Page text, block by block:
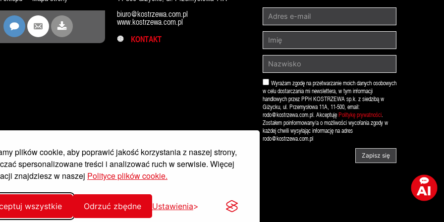
plików cookie, aby poprawić jakość korzystania z naszej strony,
spersonalizowane treści i analizować ruch w serwisie. Więcej
znajdziesz w naszej Polityce plików cookie.
wszystkie Odrzuć zbędne Ustawienia
biuro@kostrzewa.com.pl
www.kostrzewa.com.pl
KONTAKT
Wyrażam zgodę na przetwarzanie moich danych osobowych
w celu dostarczania mi newslettera, w tym informacji
handlowych przez PPH KOSTRZEWA sp.k. z siedzibą w
Giżycku, ul. Przemysłowa 11A, 11-500, email:
rodo@kostrzewa.com.pl. Akceptuję Politykę prywatności.
Zostałem poinformowany/a o możliwości wycofania zgody w
każdej chwili wysyłając informację na adres
rodo@kostrzewa.com.pl
Zapisz się